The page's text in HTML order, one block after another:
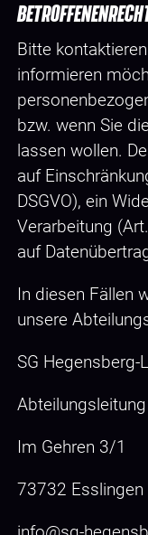
Bitte
informieren
bzw. wenn Sie
lassen wollen.
auf
DSGVO), ein
Verarbeitung
auf
In diesen Fällen
unsere
SG Hegensberg-
Abteilungsleitung
Im Gehren 3/1
73732 Esslingen